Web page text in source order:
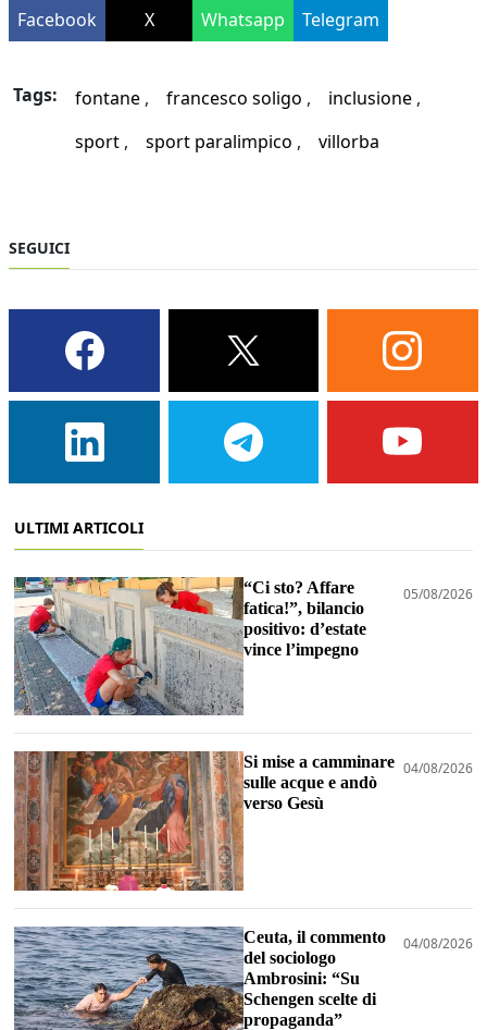
Facebook X Whatsapp Telegram
Tags: fontane francesco soligo
inclusione
sport
sport paralimpico villorba
SEGUICI
ULTIMI ARTICOLI
“Ci sto? Affare
fatica!”, bilancio
positivo: d’estate
vince l’impegno
05/08/2026
Si mise a camminare
sulle acque e andò
verso Gesù
04/08/2026
Ceuta, il commento
del sociologo
Ambrosini: “Su
Schengen scelte di
propaganda”
04/08/2026